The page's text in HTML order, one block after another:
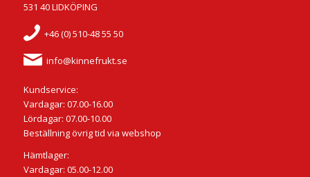
531 40 LIDKÖPING
+46 (0) 510-48 55 50
info@kinnefrukt.se
Kundservice:
Vardagar: 07.00-16.00
Lördagar: 07.00-10.00
Beställning övrig tid via webshop
Hämtlager:
Vardagar: 05.00-12.00